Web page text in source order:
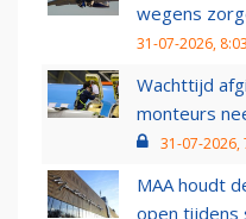
wegens
31-07-2026, 8:03
Wachttijd
monteurs
31-07-2026,
MAA houdt
open tijdens